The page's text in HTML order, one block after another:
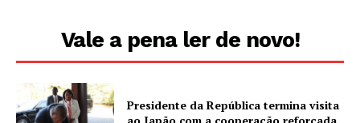
Vale a pena ler de novo!
Presidente da República termina visita